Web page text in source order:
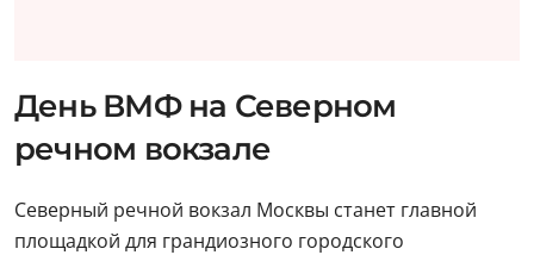
День ВМФ на Северном
речном вокзале
Северный речной вокзал Москвы станет главной
площадкой для грандиозного городского